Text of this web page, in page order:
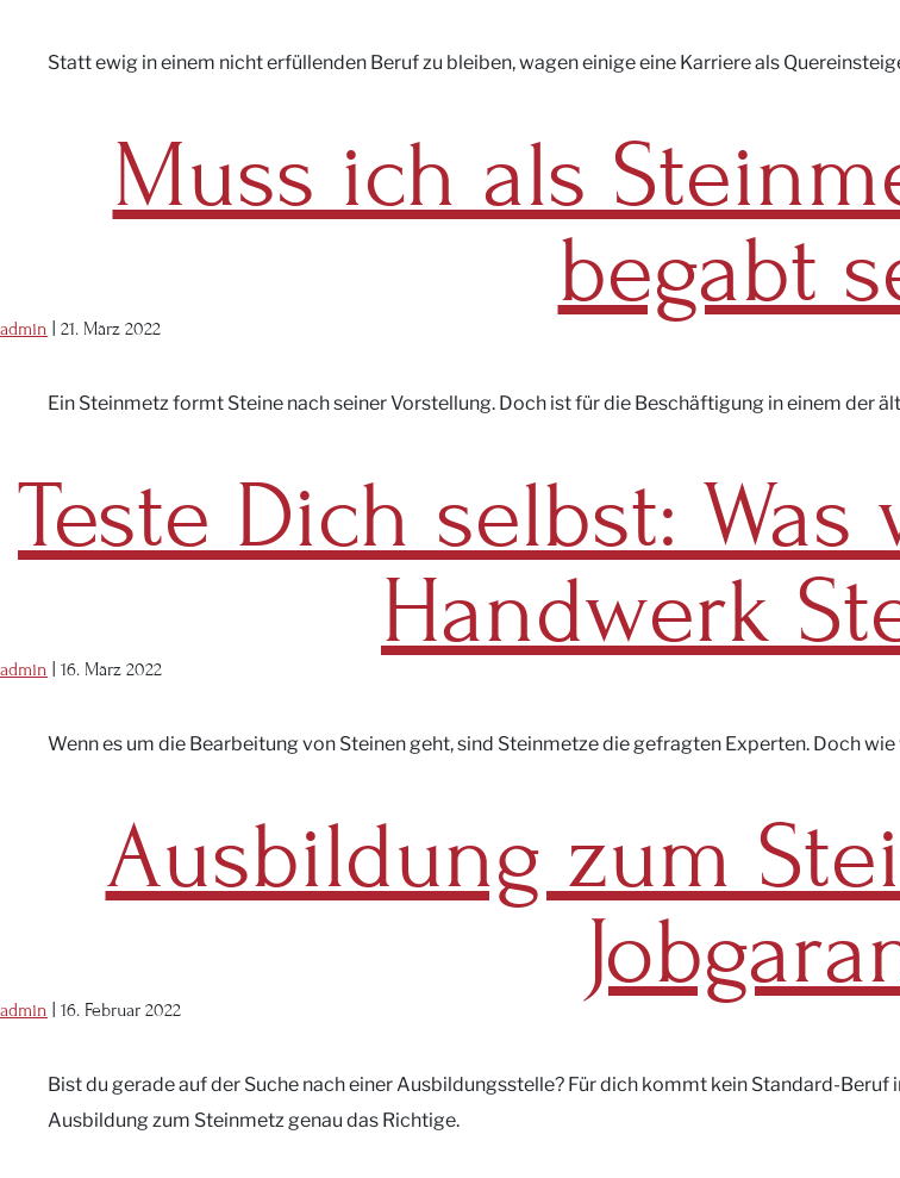
Statt ewig in einem nicht erfüllenden Beruf zu bleiben, wagen einige eine Karriere als
Muss ich als
begabt
admin 21. März 2022
Ein Steinmetz formt Steine nach seiner Vorstellung. Doch ist für die Beschäftigung in einem der
Teste Dich selbst:
Handwerk
admin 16. März 2022
Wenn es um die Bearbeitung von Steinen geht, sind Steinmetze die gefragten Experten. Doch
Ausbildung zum
admin 16. Februar 2022
Bist du gerade auf der Suche nach einer Ausbildungsstelle? Für dich kommt kein Standard-
Ausbildung zum Steinmetz genau das Richtige.